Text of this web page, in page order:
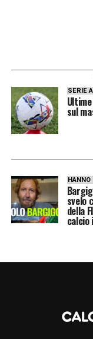
SERIE A
sul
HANNO
svelo
della
calcio